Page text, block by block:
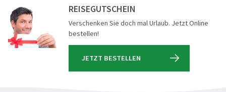
REISEGUTSCHEIN
Verschenken Sie doch mal Urlaub. Jetzt Online
bestellen!
JETZT BESTELLEN